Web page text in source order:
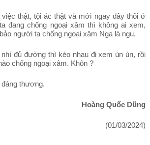
thật, tội ác thật và mới ngay đây thôi ở
đang chống ngoại xâm thì không ai xem,
người ta chống ngoại xâm Nga là ngu.
đủ đường thì kéo nhau đi xem ùn ùn, rồi
chống ngoại xâm. Khôn ?
thương.
Hoàng Quốc Dũng
(01/03/2024)